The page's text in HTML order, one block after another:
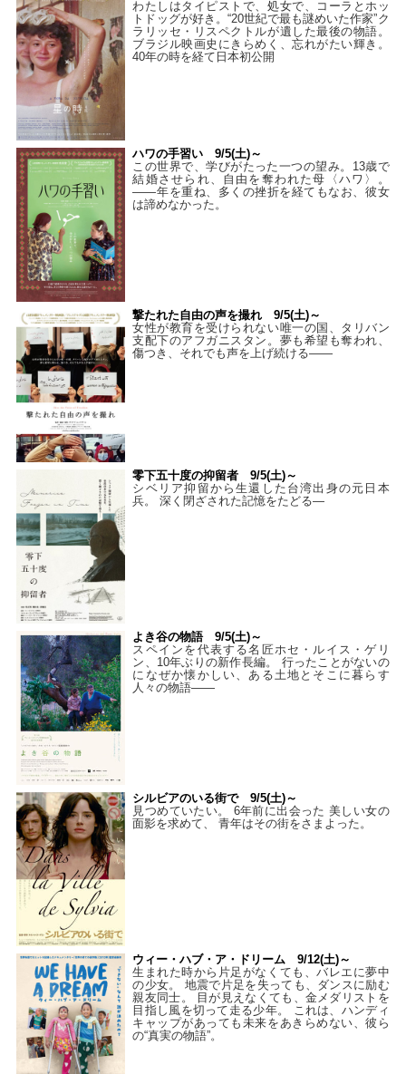
わたしはタイピストで、処⼥で、コーラとホッ
トドッグが好き。“20世紀で最も謎めいた作家”ク
ラリッセ・リスペクトルが遺した最後の物語。
ブラジル映画史にきらめく、忘れがたい輝き。
40年の時を経て⽇本初公開
ハワの手習い 9/5(土)～
この世界で、学びがたった一つの望み。13歳で
結婚させられ、自由を奪われた母〈ハワ〉。
——年を重ね、多くの挫折を経てもなお、彼女
は諦めなかった。
撃たれた自由の声を撮れ 9/5(土)～
女性が教育を受けられない唯一の国、タリバン
支配下のアフガニスタン。夢も希望も奪われ、
傷つき、それでも声を上げ続ける——
零下五十度の抑留者 9/5(土)～
シベリア抑留から生還した台湾出身の元日本
兵。 深く閉ざされた記憶をたどる—
よき谷の物語 9/5(土)～
スペインを代表する名匠ホセ・ルイス・ゲリ
ン、10年ぶりの新作長編。 行ったことがないの
になぜか懐かしい、ある土地とそこに暮らす
人々の物語――
シルビアのいる街で 9/5(土)～
見つめていたい。 6年前に出会った 美しい女の
面影を求めて、 青年はその街をさまよった。
ウィー・ハブ・ア・ドリーム 9/12(土)～
生まれた時から片足がなくても、バレエに夢中
の少女。 地震で片足を失っても、ダンスに励む
親友同士。 目が見えなくても、金メダリストを
目指し風を切って走る少年。 これは、ハンディ
キャップがあっても未来をあきらめない、彼ら
の“真実の物語”。